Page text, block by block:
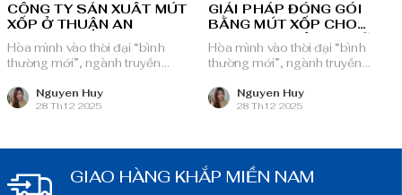
CÔNG TY SẢN XUẤT MÚT
XỐP Ở THUẬN AN
Hòa mình vào thời đại “bình
thường mới”, ngành truyền
nguồn lực dồi dào và chiến lược
bài bản, sẵn sàng ghi danh trên
Nguyen Huy
28 Th12 2025
GIẢI PHÁP ĐÓNG GÓI
BẰNG MÚT XỐP CHO
DOANH NGHIỆP TẠI DĨ AN
Hòa mình vào thời đại “bình
thường mới”, ngành truyền
nguồn lực dồi dào và chiến lược
bài bản, sẵn sàng ghi danh trên
Nguyen Huy
28 Th12 2025
GIAO HÀNG KHẮP MIỀN NAM